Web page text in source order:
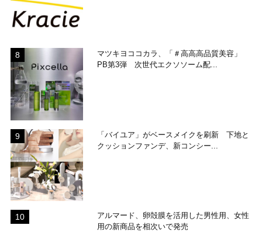
マツキヨココカラ、「＃高高高品質美容」
PB第3弾 次世代エクソソーム配...
「バイユア」がベースメイクを刷新 下地と
クッションファンデ、新コンシー...
アルマード、卵殻膜を活用した男性用、女性
用の新商品を相次いで発売